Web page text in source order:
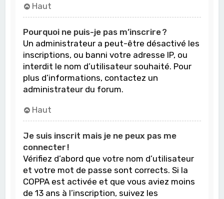
Haut
Pourquoi ne puis-je pas m’inscrire ?
Un administrateur a peut-être désactivé les
inscriptions, ou banni votre adresse IP, ou
interdit le nom d’utilisateur souhaité. Pour
plus d’informations, contactez un
administrateur du forum.
Haut
Je suis inscrit mais je ne peux pas me
connecter !
Vérifiez d’abord que votre nom d’utilisateur
et votre mot de passe sont corrects. Si la
COPPA est activée et que vous aviez moins
de 13 ans à l’inscription, suivez les